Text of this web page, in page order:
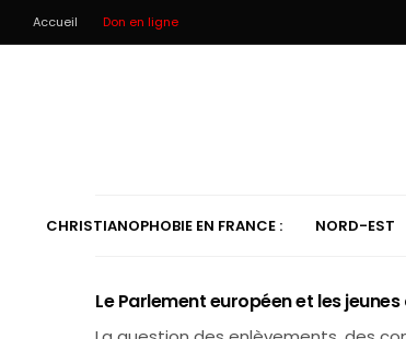
Accueil Don en ligne
CHRISTIANOPHOBIE EN FRANCE : NORD-EST
Le Parlement européen et les